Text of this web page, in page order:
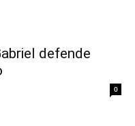
defende
0